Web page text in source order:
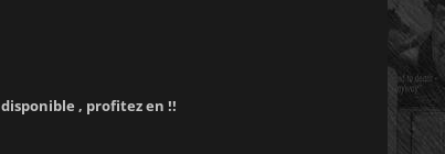
disponible , profitez en !!